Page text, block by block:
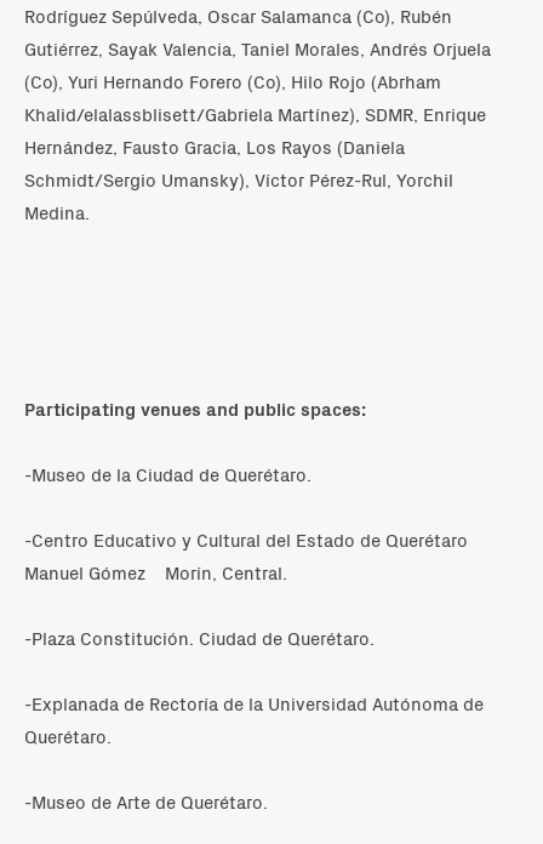
Rodríguez Sepúlveda, Oscar Salamanca (Co), Rubén
Gutiérrez, Sayak Valencia, Taniel Morales, Andrés Orjuela
(Co), Yuri Hernando Forero (Co), Hilo Rojo (Abrham
Khalid/elalassblisett/Gabriela Martínez), SDMR, Enrique
Hernández, Fausto Gracia, Los Rayos (Daniela
Schmidt/Sergio Umansky), Víctor Pérez-Rul, Yorchil
Medina.
Participating venues and public spaces:
-Museo de la Ciudad de Querétaro.
-Centro Educativo y Cultural del Estado de Querétaro
Manuel Gómez Morín, Central.
-Plaza Constitución. Ciudad de Querétaro.
-Explanada de Rectoría de la Universidad Autónoma de
Querétaro.
-Museo de Arte de Querétaro.